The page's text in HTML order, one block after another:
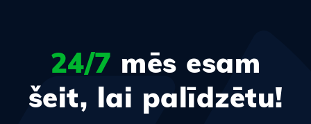
24/7 mēs esam
šeit, lai palīdzētu!